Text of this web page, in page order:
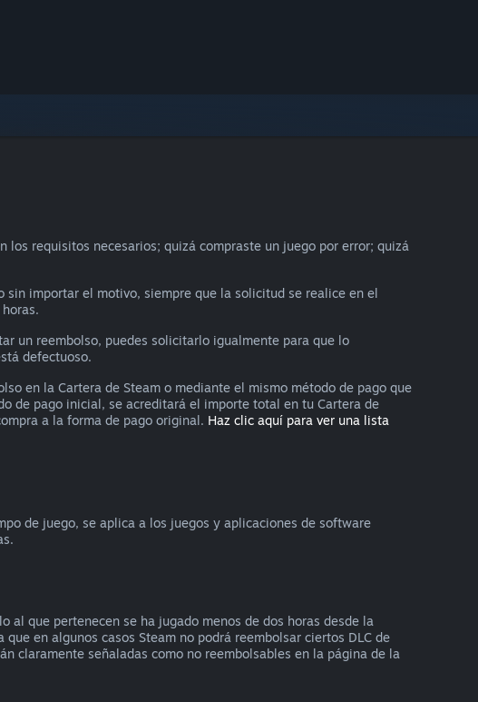
los requisitos necesarios; quizá compraste un juego por error; quizá
sin importar el motivo, siempre que la solicitud se realice en el
un reembolso, puedes solicitarlo igualmente para que lo
defectuoso.
en la Cartera de Steam o mediante el mismo método de pago que
de pago inicial, se acreditará el importe total en tu Cartera de
a la forma de pago original. Haz clic aquí para ver una lista
de juego, se aplica a los juegos y aplicaciones de software
al que pertenecen se ha jugado menos de dos horas desde la
en algunos casos Steam no podrá reembolsar ciertos DLC de
claramente señaladas como no reembolsables en la página de la